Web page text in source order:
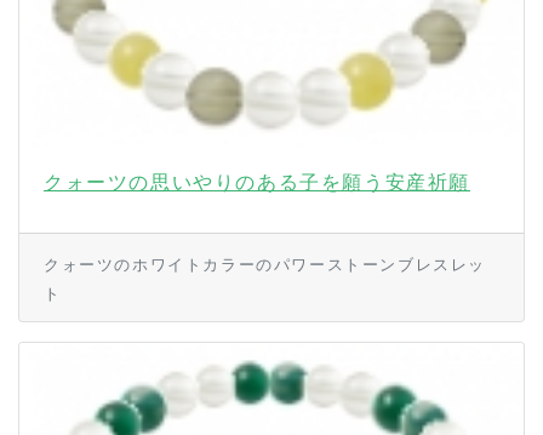
クォーツの思いやりのある子を願う安産祈願
クォーツのホワイトカラーのパワーストーンブレスレッ
ト